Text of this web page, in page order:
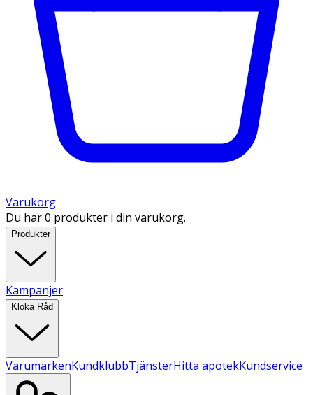
Varukorg
Du har 0 produkter i din varukorg.
Produkter
Kampanjer
Kloka Råd
VarumärkenKundklubbTjänsterHitta apotekKundservice